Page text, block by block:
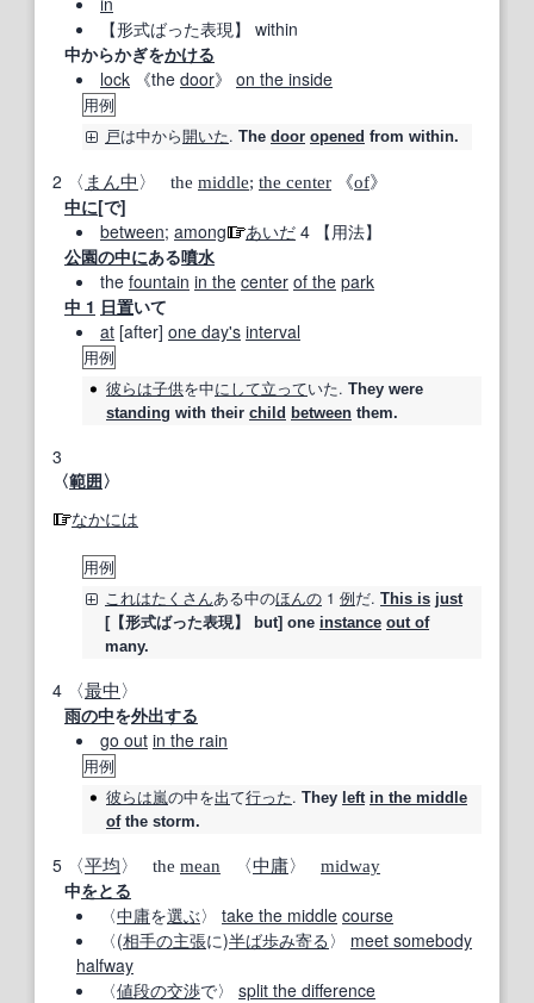
【形式ばった表現】 within
中からかぎをかける
lock 《the door》 on the inside
用例
戸は中から開いた. The door opened from within.
2 〈 まん中 〉 the middle; the center 《of》
中に[で]
between; among あいだ 4 【用法】
公園の中にある噴水
the fountain in the center of the park
中 1 日置いて
at [after] one day's interval
用例
彼らは子供を中にして立っていた. They were
standing with their child between them.
3
〈範囲〉
なかには
用例
これはたくさんある中のほんの 1 例だ. This is just
[【形式ばった表現】 but] one instance out of
many.
4 〈最中 〉
雨の中を外出する
go out in the rain
用例
彼らは嵐の中を出て行った. They left in the middle
ofthe storm.
5 〈平均〉 the mean 〈中庸〉 midway
中をとる
〈中庸を選ぶ〉 take the middle course
〈(相手の主張に)半ば歩み寄る 〉 meet somebody
halfway
〈値段の交渉で〉 split the difference